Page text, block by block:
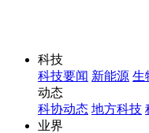
科技
科技要闻 新能源 生
动态
科协动态 地方科技
业界